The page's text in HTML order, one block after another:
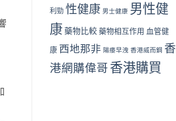
利勁 性健康 男士健康 男性健
康 藥物比較 藥物相互作用 血管健
康 西地那非 陽痿早洩 香港威而鋼 香
港網購偉哥 香港購買